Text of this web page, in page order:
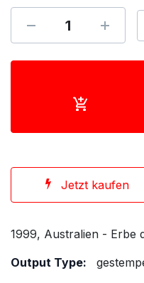
Jetzt kaufen
1999, Australien - Erbe
Output Type: